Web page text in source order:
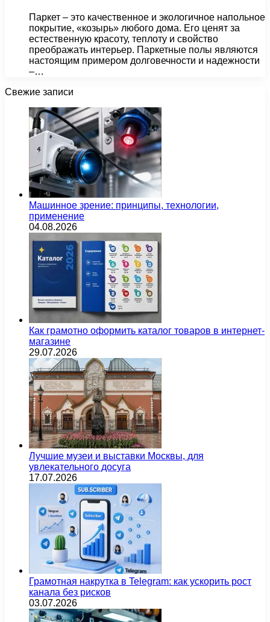
Паркет – это качественное и экологичное напольное
покрытие, «козырь» любого дома. Его ценят за
естественную красоту, теплоту и свойство
преображать интерьер. Паркетные полы являются
настоящим примером долговечности и надежности
–…
Свежие записи
Машинное зрение: принципы, технологии,
применение
04.08.2026
Как грамотно оформить каталог товаров в интернет-
магазине
29.07.2026
Лучшие музеи и выставки Москвы, для
увлекательного досуга
17.07.2026
Грамотная накрутка в Telegram: как ускорить рост
канала без рисков
03.07.2026